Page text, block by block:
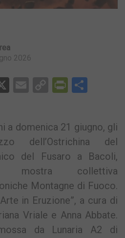
2026
X EmailCopy
a domenica 21 giugno, gli
dell’Ostrichina del
del Fusaro a Bacoli,
mostra collettiva
Montagne di Fuoco.
in Eruzione”, a cura di
Vriale e Anna Abbate.
da Lunaria A2 di